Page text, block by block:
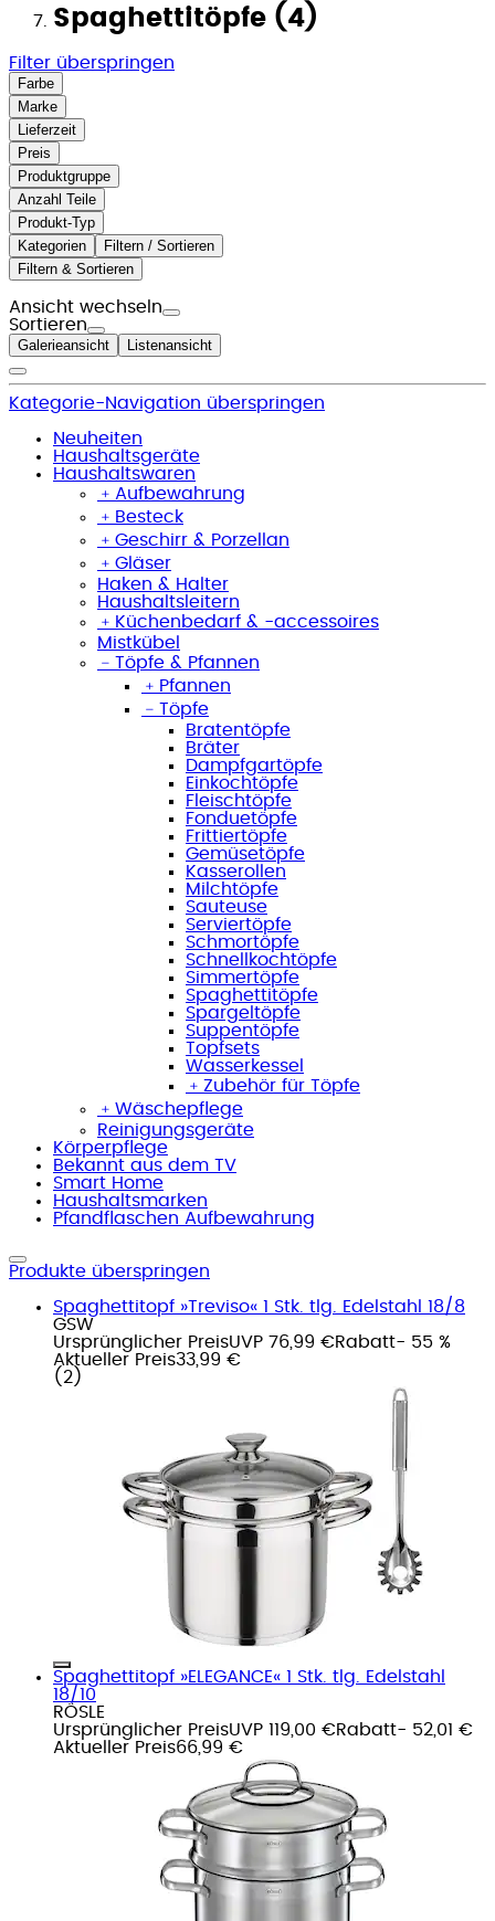
Spaghettitöpfe (4)
Filter überspringen
Farbe
Marke
Lieferzeit
Preis
Produktgruppe
Anzahl Teile
Produkt-Typ
Kategorien
Filtern / Sortieren
Filtern & Sortieren
Ansicht wechseln
Sortieren
Galerieansicht Listenansicht
Kategorie-Navigation überspringen
Neuheiten
Haushaltsgeräte
Haushaltswaren
﹢ Aufbewahrung
﹢ Besteck
﹢ Geschirr & Porzellan
﹢ Gläser
Haken & Halter
Haushaltsleitern
﹢ Küchenbedarf & -accessoires
Mistkübel
﹣ Töpfe & Pfannen
﹢ Pfannen
﹣ Töpfe
Bratentöpfe
Bräter
Dampfgartöpfe
Einkochtöpfe
Fleischtöpfe
Fonduetöpfe
Frittiertöpfe
Gemüsetöpfe
Kasserollen
Milchtöpfe
Sauteuse
Serviertöpfe
Schmortöpfe
Schnellkochtöpfe
Simmertöpfe
Spaghettitöpfe
Spargeltöpfe
Suppentöpfe
Topfsets
Wasserkessel
﹢ Zubehör für Töpfe
﹢ Wäschepflege
Reinigungsgeräte
Körperpflege
Bekannt aus dem TV
Smart Home
Haushaltsmarken
Pfandflaschen Aufbewahrung
Produkte überspringen
Spaghettitopf »Treviso« 1 Stk. tlg. Edelstahl 18/8
GSW
Ursprünglicher PreisUVP 76,99 €Rabatt- 55 %
Aktueller Preis33,99 €
( 2 )
Spaghettitopf »ELEGANCE« 1 Stk. tlg. Edelstahl
18/10
RÖSLE
Ursprünglicher PreisUVP 119,00 €Rabatt- 52,01 €
Aktueller Preis66,99 €